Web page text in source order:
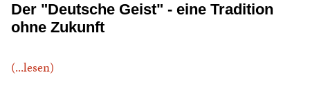
Der "Deutsche Geist" - eine Tradition
ohne Zukunft
(...lesen)